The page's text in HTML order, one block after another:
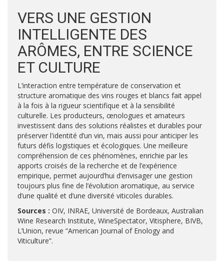
VERS UNE GESTION
INTELLIGENTE DES
ARÔMES, ENTRE SCIENCE
ET CULTURE
L’interaction entre température de conservation et
structure aromatique des vins rouges et blancs fait appel
à la fois à la rigueur scientifique et à la sensibilité
culturelle. Les producteurs, œnologues et amateurs
investissent dans des solutions réalistes et durables pour
préserver l'identité d’un vin, mais aussi pour anticiper les
futurs défis logistiques et écologiques. Une meilleure
compréhension de ces phénomènes, enrichie par les
apports croisés de la recherche et de l’expérience
empirique, permet aujourd’hui d’envisager une gestion
toujours plus fine de l’évolution aromatique, au service
d’une qualité et d’une diversité viticoles durables.
Sources : OIV, INRAE, Université de Bordeaux, Australian
Wine Research Institute, WineSpectator, Vitisphere, BIVB,
L’Union, revue “American Journal of Enology and
Viticulture”.